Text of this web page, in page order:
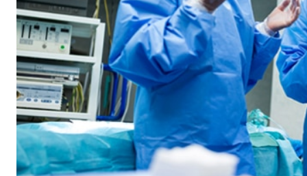
Sport
Avec nos